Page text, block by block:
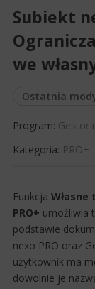
Subiekt
we
Ostatnia
Program: Gestor
Kategoria: PRO+
​​Funkcja
PRO+ umożliwia
podstawie
nexo PRO oraz
użytkownik ma
dowolnie je